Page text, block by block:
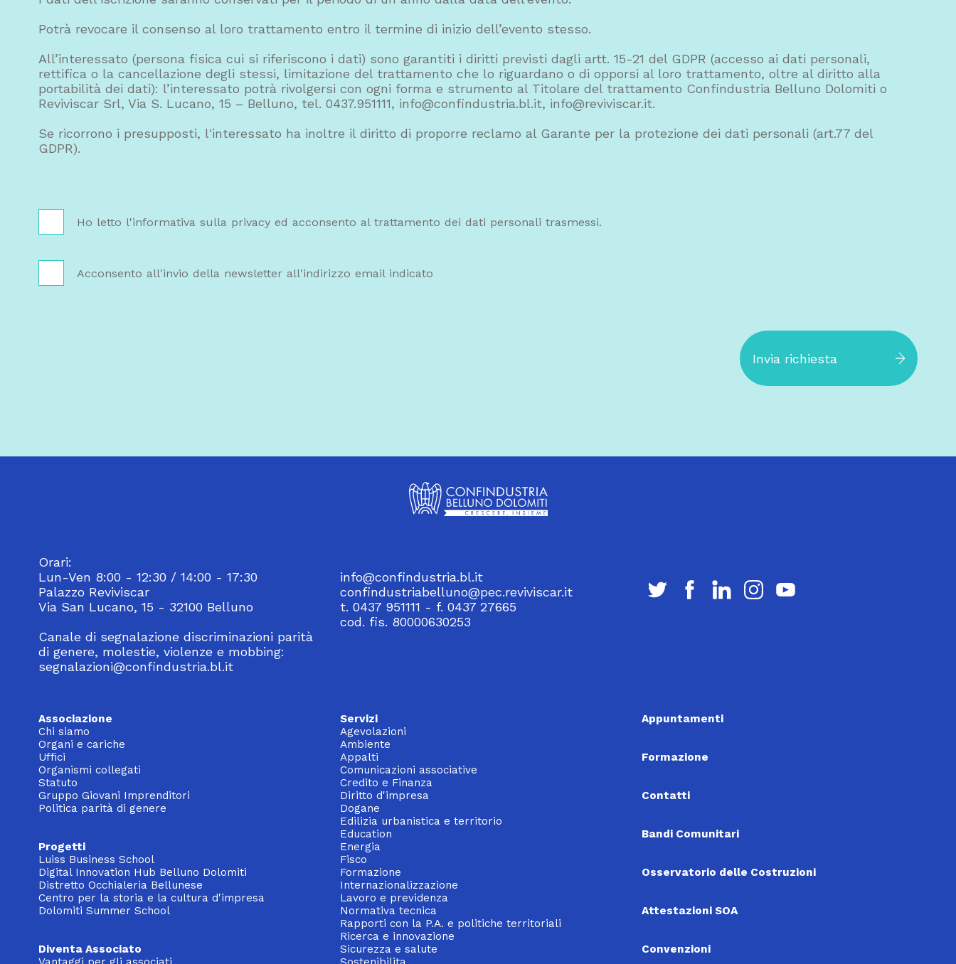
Orari:
Lun-Ven 8:00 - 12:30 / 14:00 - 17:30
Palazzo Reviviscar
Via San Lucano, 15 - 32100 Belluno
Canale di segnalazione discriminazioni parità
di genere, molestie, violenze e mobbing:
segnalazioni@confindustria.bl.it
info@confindustria.bl.it
confindustriabelluno@pec.reviviscar.it
t. 0437 951111 - f. 0437 27665
cod. fis. 80000630253
Associazione
Chi siamo
Organi e cariche
Uffici
Organismi collegati
Statuto
Gruppo Giovani Imprenditori
Politica parità di genere
Progetti
Luiss Business School
Digital Innovation Hub Belluno Dolomiti
Distretto Occhialeria Bellunese
Centro per la storia e la cultura d'impresa
Dolomiti Summer School
Diventa Associato
Servizi
Agevolazioni
Ambiente
Appalti
Comunicazioni associative
Credito e Finanza
Diritto d'impresa
Dogane
Edilizia urbanistica e territorio
Education
Energia
Fisco
Formazione
Internazionalizzazione
Lavoro e previdenza
Normativa tecnica
Rapporti con la P.A. e politiche territoriali
Ricerca e innovazione
Sicurezza e salute
Appuntamenti
Formazione
Contatti
Bandi Comunitari
Osservatorio delle Costruzioni
Attestazioni SOA
Convenzioni